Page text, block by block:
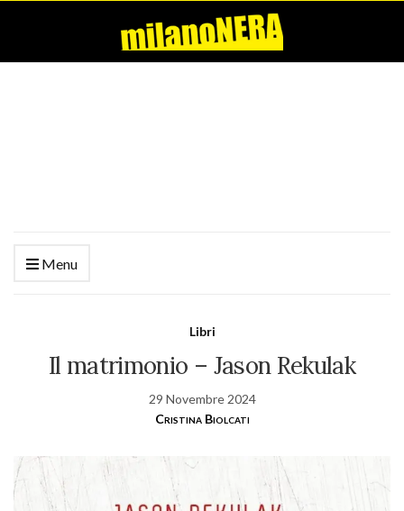
Menu
Libri
Il matrimonio – Jason Rekulak
29 Novembre 2024
Cristina Biolcati